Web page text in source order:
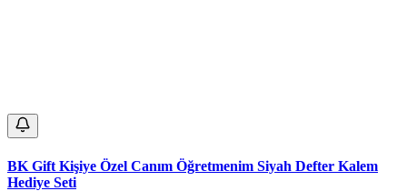
BK Gift Kişiye Özel Canım Öğretmenim Siyah Defter Kalem
Hediye Seti